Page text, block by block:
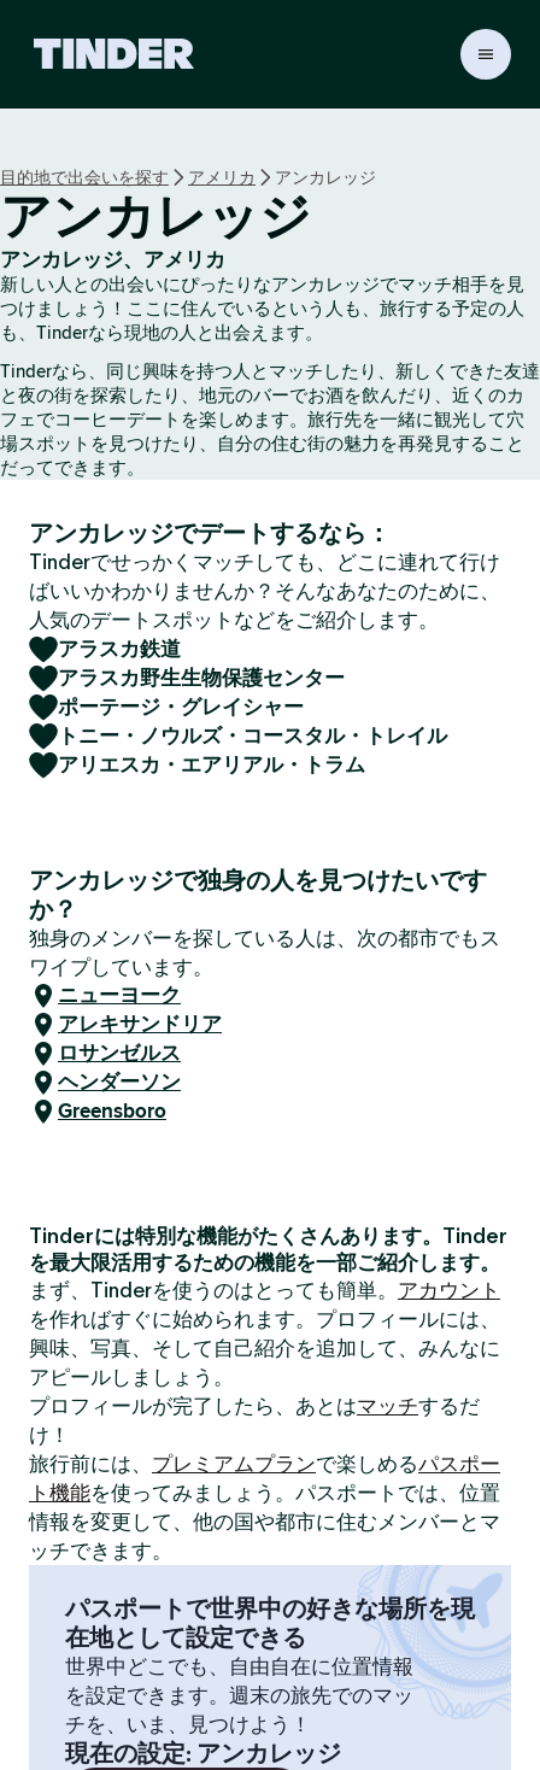
r
ホ
ム
ペ
ー
ジ
目的地で出会いを探す アメリカ アンカレッジ
アンカレッジ
アンカレッジ、アメリカ
新しい人との出会いにぴったりなアンカレッジでマッチ相手を見
つけましょう！ここに住んでいるという人も、旅行する予定の人
も、Tinderなら現地の人と出会えます。
Tinderなら、同じ興味を持つ人とマッチしたり、新しくできた友達
と夜の街を探索したり、地元のバーでお酒を飲んだり、近くのカ
フェでコーヒーデートを楽しめます。旅行先を一緒に観光して穴
場スポットを見つけたり、自分の住む街の魅力を再発見すること
だってできます。
アンカレッジでデートするなら：
Tinderでせっかくマッチしても、どこに連れて行け
ばいいかわかりませんか？そんなあなたのために、
人気のデートスポットなどをご紹介します。
アラスカ鉄道
アラスカ野生生物保護センター
ポーテージ・グレイシャー
トニー・ノウルズ・コースタル・トレイル
アリエスカ・エアリアル・トラム
アンカレッジで独身の人を見つけたいです
か？
独身のメンバーを探している人は、次の都市でもス
ワイプしています。
ニューヨーク
アレキサンドリア
ロサンゼルス
ヘンダーソン
Greensboro
Tinderには特別な機能がたくさんあります。Tinder
を最大限活用するための機能を一部ご紹介します。
まず、Tinderを使うのはとっても簡単。 アカウント
を作ればすぐに始められます。プロフィールには、
興味、写真、そして自己紹介を追加して、みんなに
アピールしましょう。
プロフィールが完了したら、あとはマッチするだ
け！
旅行前には、 プレミアムプランで楽しめるパスポー
ト機能を使ってみましょう。パスポートでは、位置
情報を変更して、他の国や都市に住むメンバーとマ
ッチできます。
パスポートで世界中の好きな場所を現
在地として設定できる
世界中どこでも、自由自在に位置情報
を設定できます。週末の旅先でのマッ
チを、いま、見つけよう！
現在の設定: アンカレッジ